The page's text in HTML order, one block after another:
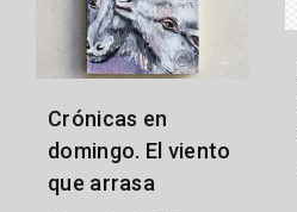
Crónicas en
domingo. El viento
que arrasa